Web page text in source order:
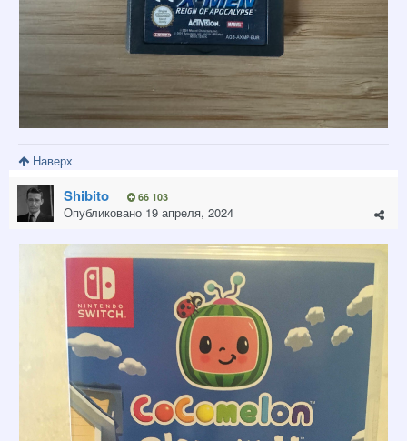
Наверх
Shibito 66 103
Опубликовано 19 апреля, 2024